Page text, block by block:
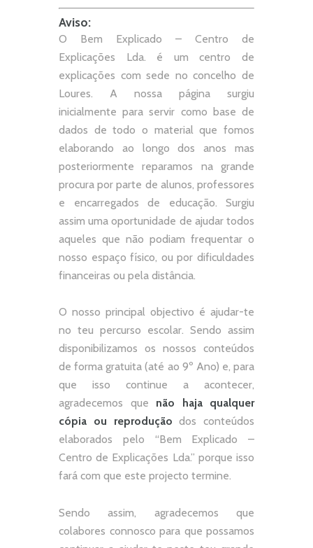
Aviso:
O Bem Explicado – Centro de
Explicações Lda. é um centro de
explicações com sede no concelho de
Loures. A nossa página surgiu
inicialmente para servir como base de
dados de todo o material que fomos
elaborando ao longo dos anos mas
posteriormente reparamos na grande
procura por parte de alunos, professores
e encarregados de educação. Surgiu
assim uma oportunidade de ajudar todos
aqueles que não podiam frequentar o
nosso espaço físico, ou por dificuldades
financeiras ou pela distância.
O nosso principal objectivo é ajudar-te
no teu percurso escolar. Sendo assim
disponibilizamos os nossos conteúdos
de forma gratuita (até ao 9º Ano) e, para
que isso continue a acontecer,
agradecemos que não
haja qualquer
cópia ou reprodução dos conteúdos
elaborados pelo “Bem Explicado –
Centro de Explicações Lda.” porque isso
fará com que este projecto termine.
Sendo assim, agradecemos que
colabores connosco para que possamos